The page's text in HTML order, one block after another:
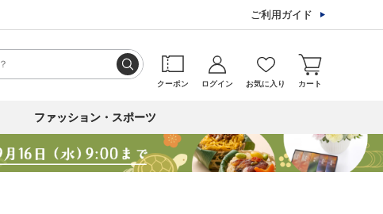
ご利用ガイド
クーポン ログイン お気に入り カート
ファッション・スポーツ